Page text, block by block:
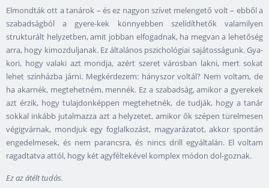
Elmondták ott a tanárok – és ez nagyon szívet melengető volt – ebből a
szabadságból a gyere-kek könnyebben szelídíthetők valamilyen
strukturált helyzetben, amit jobban elfogadnak, ha megvan a lehetőség
arra, hogy kimozduljanak. Ez általános pszichológiai sajátosságunk. Gya-
kori, hogy valaki azt mondja, azért szeret városban lakni, mert sokat
lehet színházba járni. Megkérdezem: hányszor voltál? Nem voltam, de
ha akarnék, megtehetném, mennék. Ez a szabadság, amikor a gyerekek
azt érzik, hogy tulajdonképpen megtehetnék, de tudják, hogy a tanár
sokkal inkább jutalmazza azt a helyzetet, amikor ők szépen türelmesen
végigvárnak, mondjuk egy foglalkozást, magyarázatot, akkor spontán
engedelmesek, és nem parancsra, és nincs drill egyáltalán. El voltam
ragadtatva attól, hogy két agyféltekével komplex módon dol-goznak.
Ez az átélt tudás.